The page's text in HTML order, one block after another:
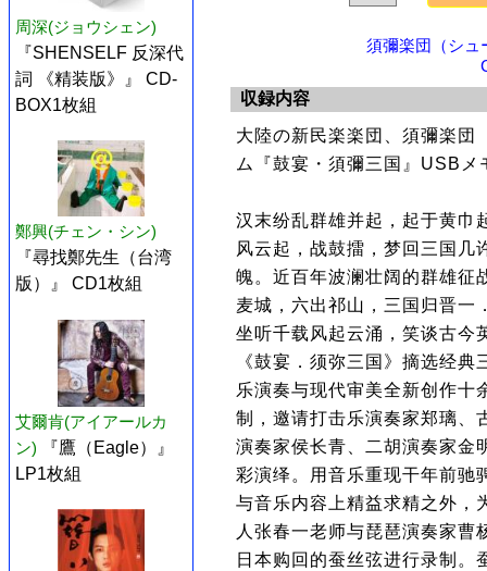
周深(ジョウシェン)
『SHENSELF 反深代
詞 《精装版》』 CD-
BOX1枚組
鄭興(チェン・シン)
『尋找鄭先生（台湾
版）』 CD1枚組
艾爾肯(アイアールカ
ン)
『鷹（Eagle）』
LP1枚組
須彌楽団（シュ
収録内容
大陸の新民楽楽団、須彌楽団
ム『鼓宴・須彌三国』USBメ
汉末纷乱群雄并起，起于黄巾
风云起，战鼓擂，梦回三国几
魄。近百年波澜壮阔的群雄征
麦城，六出祁山，三国归晋一
坐听千载风起云涌，笑谈古今
《鼓宴．须弥三国》摘选经
乐演奏与现代审美全新创作十
制，邀请打击乐演奏家郑璃、
演奏家侯长青、二胡演奏家金
彩演绎。用音乐重现干年前驰
与音乐内容上精益求精之外，
人张春一老师与琵琶演奏家曹
日本购回的蚕丝弦进行录制。